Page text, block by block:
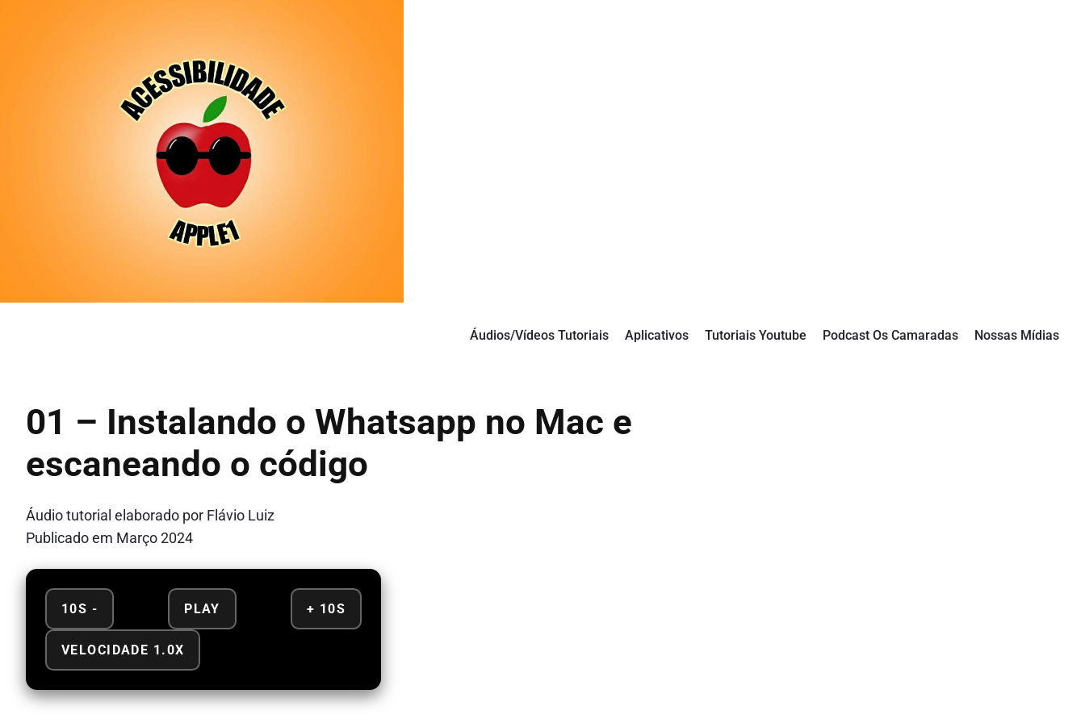
Áudios/Vídeos Tutoriais Aplicativos Tutoriais Youtube Podcast Os Camaradas Nossas Mídias
01 – Instalando o Whatsapp no Mac e
escaneando o código
Áudio tutorial elaborado por Flávio Luiz
Publicado em Março 2024
10S - PLAY + 10S
VELOCIDADE 1.0X